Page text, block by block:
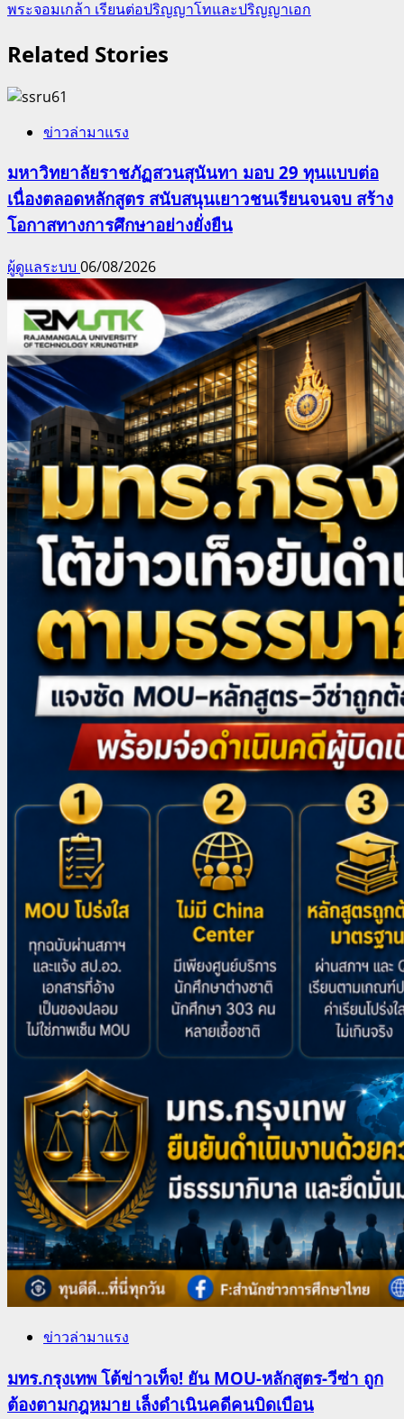
พระจอมเกล้า เรียนต่อปริญญาโทและปริญญาเอก
Related Stories
ข่าวล่ามาแรง
มหาวิทยาลัยราชภัฏสวนสุนันทา มอบ 29 ทุนแบบต่อ
เนื่องตลอดหลักสูตร สนับสนุนเยาวชนเรียนจนจบ สร้าง
โอกาสทางการศึกษาอย่างยั่งยืน
ผู้ดูแลระบบ 06/08/2026
ข่าวล่ามาแรง
มทร.กรุงเทพ โต้ข่าวเท็จ! ยัน MOU-หลักสูตร-วีซ่า ถูก
ต้องตามกฎหมาย เล็งดำเนินคดีคนบิดเบือน